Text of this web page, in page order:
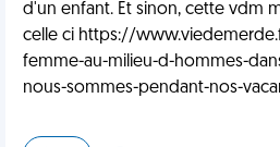
d'un enfant. Et sinon, cette vdm
celle ci https://
femme-au-milieu-d-hommes-
nous-sommes-pendant-nos-